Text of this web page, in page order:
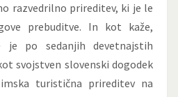
razvedrilno prireditev, ki je le
prebuditve. In kot kaže,
je po sedanjih devetnajstih
svojstven slovenski dogodek
turistična prireditev na